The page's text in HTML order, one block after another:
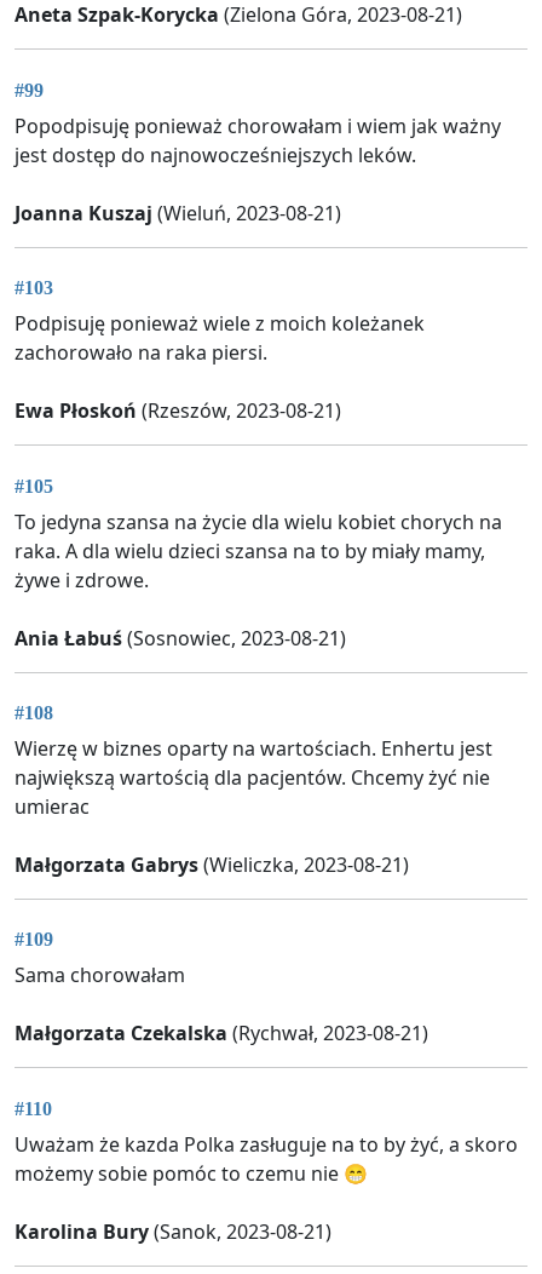
Aneta Szpak-Korycka (Zielona Góra, 2023-08-21)
#99
Popodpisuję ponieważ chorowałam i wiem jak ważny
jest dostęp do najnowocześniejszych leków.
Joanna Kuszaj (Wieluń, 2023-08-21)
#103
Podpisuję ponieważ wiele z moich koleżanek
zachorowało na raka piersi.
Ewa Płoskoń (Rzeszów, 2023-08-21)
#105
To jedyna szansa na życie dla wielu kobiet chorych na
raka. A dla wielu dzieci szansa na to by miały mamy,
żywe i zdrowe.
Ania Łabuś(Sosnowiec, 2023-08-21)
#108
Wierzę w biznes oparty na wartościach. Enhertu jest
największą wartością dla pacjentów. Chcemy żyć nie
umierac
Małgorzata Gabrys(Wieliczka, 2023-08-21)
#109
Sama chorowałam
Małgorzata Czekalska (Rychwał, 2023-08-21)
#110
Uważam że kazda Polka zasługuje na to by żyć, a skoro
możemy sobie pomóc to czemu nie 😁
Karolina Bury(Sanok, 2023-08-21)